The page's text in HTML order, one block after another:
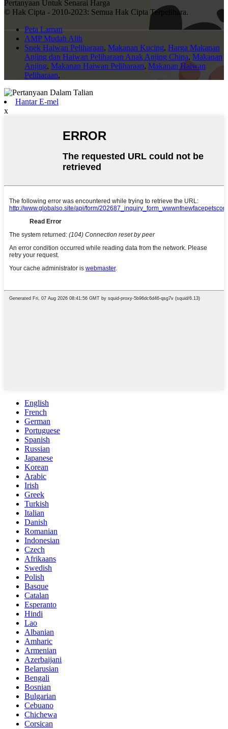
Pertanyaan Untuk Senarai Harga
© Hak Cipta - 2010-2023: Semua Hak Cipta Terpelihara.
Peta Laman
AMP Mudah Alih
Snek Haiwan Peliharaan, Makanan Kucing, Harga Makanan
Anjing dan Haiwan Peliharaan Anak Anjing China, Makanan
Anjing, Makanan Haiwan Peliharaan, Makanan Haiwan
Peliharaan,
Hantar E-mel
x
English
French
German
Portuguese
Spanish
Russian
Japanese
Korean
Arabic
Irish
Greek
Turkish
Italian
Danish
Romanian
Indonesian
Czech
Afrikaans
Swedish
Polish
Basque
Catalan
Esperanto
Hindi
Lao
Albanian
Amharic
Armenian
Azerbaijani
Belarusian
Bengali
Bosnian
Bulgarian
Cebuano
Chichewa
Corsican